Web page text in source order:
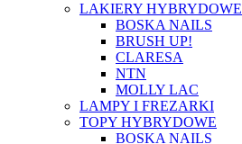
LAKIERY HYBRYDOWE
BOSKA NAILS
BRUSH UP!
CLARESA
NTN
MOLLY LAC
LAMPY I FREZARKI
TOPY HYBRYDOWE
BOSKA NAILS